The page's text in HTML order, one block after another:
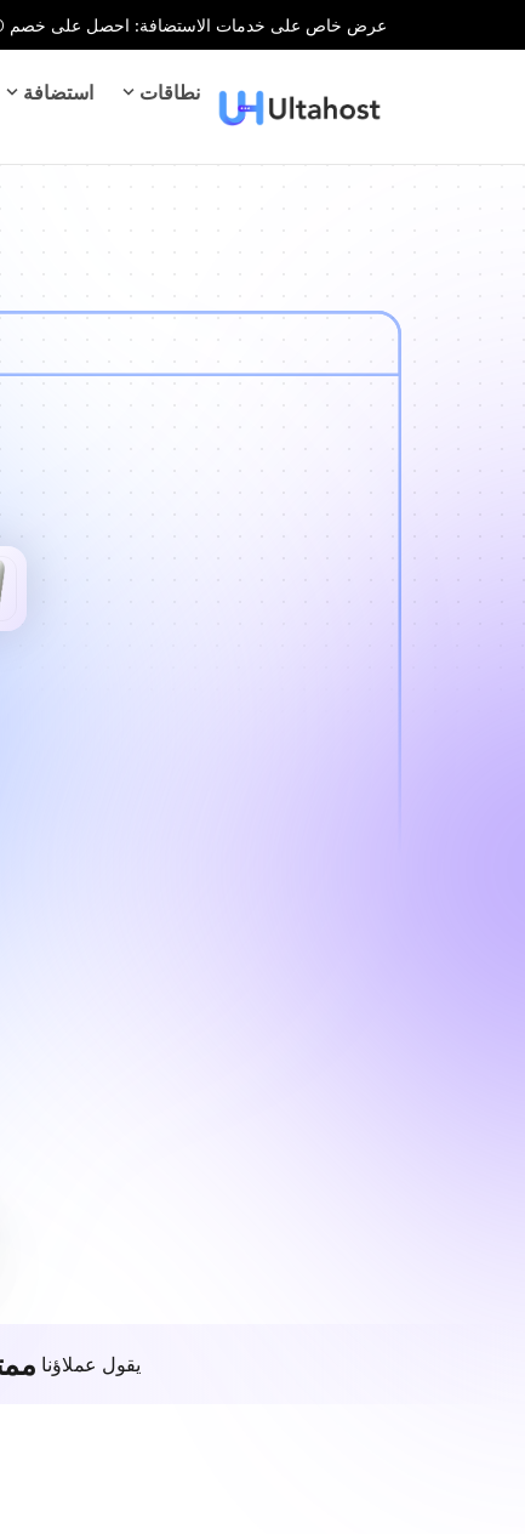
عرض خاص على خدمات الاستضافة: احصل على خصم 40% على جميع خدمات الاستضافة لفترة محدودة!
نطاقات استضافة
يقول عملاؤنا